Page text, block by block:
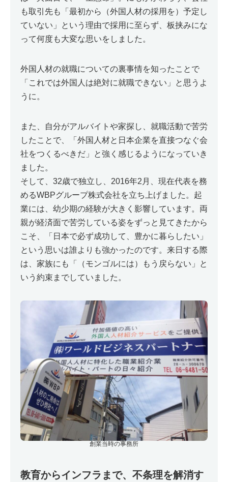
も取引先も「最初から（外国人材の採用を）予定し
ていない」という理由で採用に至らず、板挟みにな
って何度も大変な思いをしました。
外国人材の就職についての裏事情を知ったことで
「これでは外国人は絶対に就職できない」と思うよ
うに。
また、自分がアルバイトや家探し、就職活動で苦労
したことで、「外国人材と日本企業を直接つなぐ会
社をつくるべきだ」と強く感じるようになっていき
ました。
そして、32歳で独立し、2016年2月、現在代表を務
めるWBPグループ株式会社を立ち上げました。起
業には、幼少期の経験が大きく影響しています。両
親が経済面で苦労している姿をずっと見てきたから
こそ、「日本で必ず成功して、豊かに暮らしたい」
という思いは誰よりも強かったのです。来日する際
は、家族にも「（モンゴルには）もう戻らない」と
いう約束までしていました。
創業当時の事務所
教育からインフラまで、不条理を解消す